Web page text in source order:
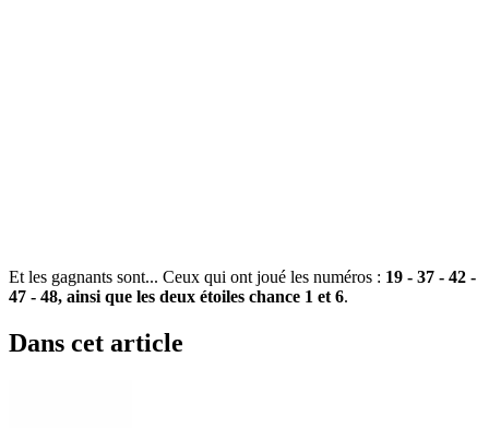
Et les gagnants sont... Ceux qui ont joué les numéros : 19 - 37 - 42 -
47 - 48, ainsi que les deux étoiles chance 1 et 6.
Dans cet article